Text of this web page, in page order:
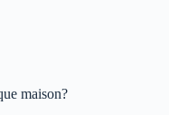
maison?